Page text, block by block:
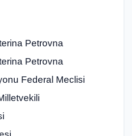
Petrovna
Petrovna
Federal Meclisi